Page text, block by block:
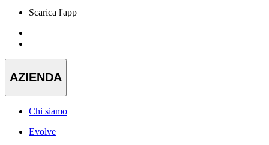
Scarica l'app
AZIENDA
Chi siamo
Evolve